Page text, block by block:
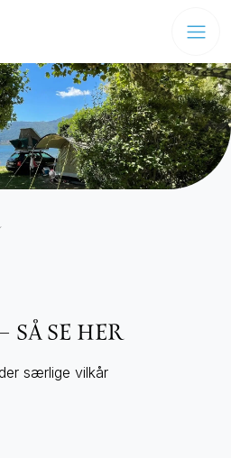
SÅ SE HER
særlige vilkår